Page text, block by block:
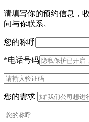
请填写你的预约信息，
问与你联系。
您的称呼
*电话号码
您的需求